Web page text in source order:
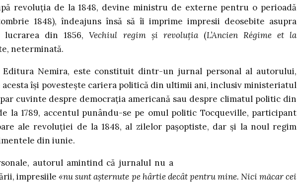
revoluţia de la 1848, devine ministru de externe pentru o perioadă
1848), îndeajuns însă să îi imprime impresii deosebite asupra
lucrarea din 1856,Vechiul regim şi revoluţia(L’Ancien Régime et la
neterminată.
Editura Nemira, este constituit dintr-un jurnal personal al autorului,
îşi povesteşte cariera politică din ultimii ani, inclusiv ministeriatul
cuvinte despre democraţia americană sau despre climatul politic din
la 1789, accentul punându-se pe omul politic Tocqueville, participant
ale revoluţiei de la 1848, al zilelor paşoptiste, dar şi la noul regim
din iunie.
autorul amintind că jurnalul nu a
impresiile «nu sunt aşternute pe hârtie decât pentru mine. Nici măcar cei